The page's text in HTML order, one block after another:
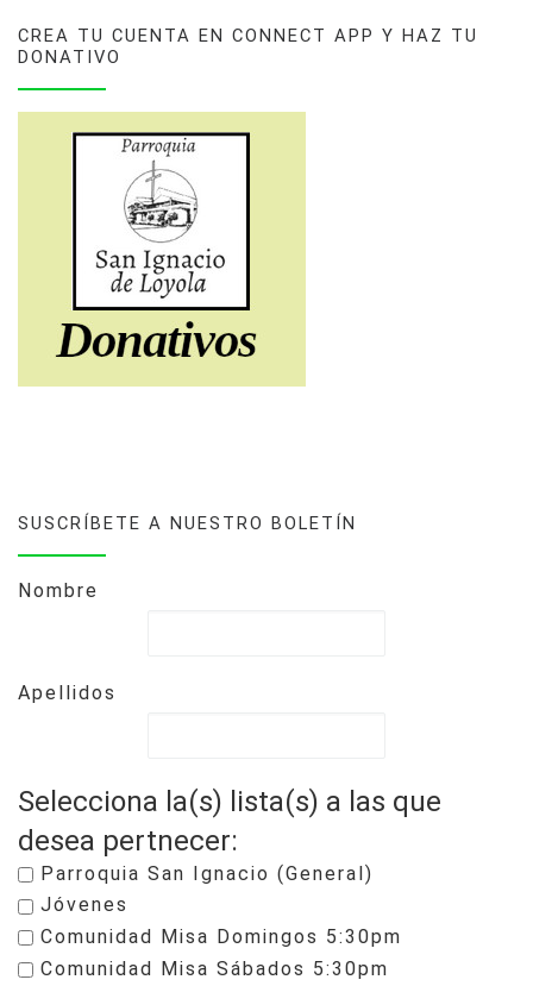
CREA TU CUENTA EN CONNECT APP Y HAZ TU
DONATIVO
SUSCRÍBETE A NUESTRO BOLETÍN
Nombre
Apellidos
Selecciona la(s) lista(s) a las que
desea pertnecer:
Parroquia San Ignacio (General)
Jóvenes
Comunidad Misa Domingos 5:30pm
Comunidad Misa Sábados 5:30pm